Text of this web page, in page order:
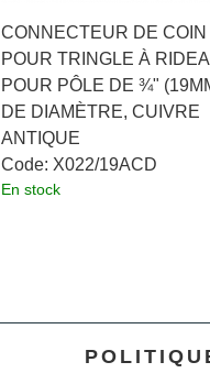
CONNECTEUR DE COIN
POUR TRINGLE À
POUR PÔLE DE ¾"
DE DIAMÈTRE, CUIVRE
ANTIQUE
Code: X022/19ACD
En stock